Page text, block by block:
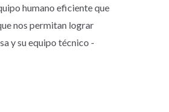
humano eficiente que
nos permitan lograr
y su equipo técnico -